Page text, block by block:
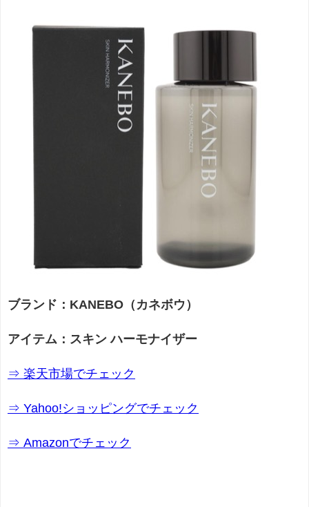
ブランド：KANEBO（カネボウ）
アイテム：スキン ハーモナイザー
⇒ 楽天市場でチェック
⇒ Yahoo!ショッピングでチェック
⇒ Amazonでチェック